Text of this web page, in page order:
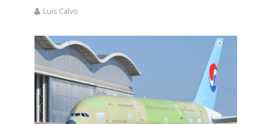
Luis Calvo